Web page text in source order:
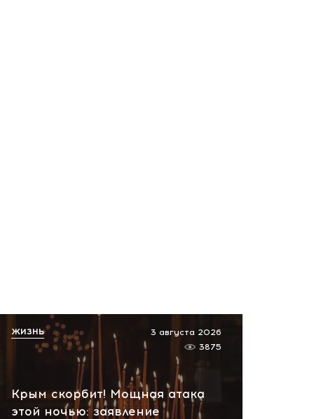
Крым скорбит! Мощная атака
этой ночью: заявление
3 августа 2026
3875
ЖИЗНЬ